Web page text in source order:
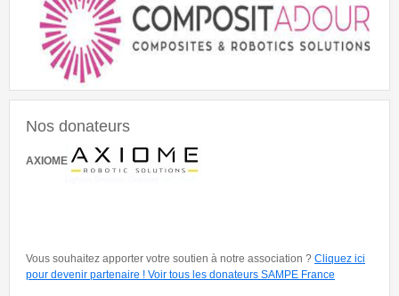
Nos donateurs
AXIOME
Vous souhaitez apporter votre soutien à notre association ? Cliquez ici
pour devenir partenaire ! Voir tous les donateurs SAMPE France